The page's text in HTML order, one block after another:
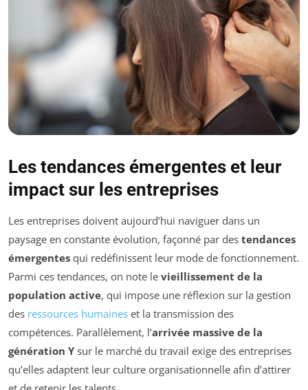
Les tendances émergentes et leur
impact sur les entreprises
Les entreprises doivent aujourd’hui naviguer dans un
paysage en constante évolution, façonné par des tendances
émergentes qui redéfinissent leur mode de fonctionnement.
Parmi ces tendances, on note le vieillissement de la
population active, qui impose une réflexion sur la gestion
des ressources humaines et la transmission des
compétences. Parallèlement, l’arrivée massive de la
génération Y sur le marché du travail exige des entreprises
qu’elles adaptent leur culture organisationnelle afin d’attirer